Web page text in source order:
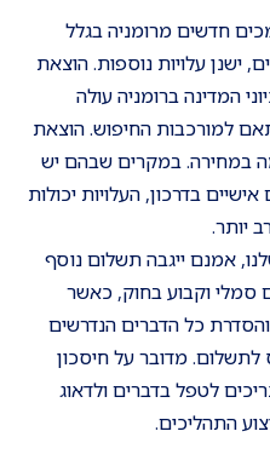
חדשים מרומניה בגלל
ישנן עלויות נוספות. הוצאת
המדינה ברומניה עולה
בהתאם למורכבות החיפוש. הוצאת
במחירה. במקרים שבהם יש
בדרכון, העלויות יכולות
יותר.
אמנם ייגבה תשלום נוסף
סמלי וקבוע בחוק, כאשר
כל הדברים הנדרשים
מדובר על חיסכון
לטפל בדברים ולדאוג
התהליכים.